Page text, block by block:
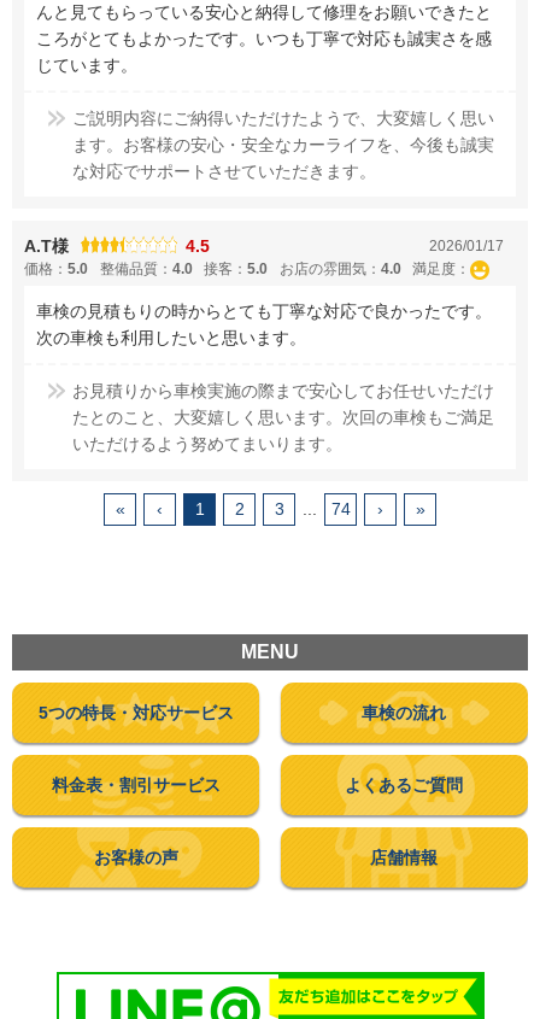
んと見てもらっている安心と納得して修理をお願いできたと
ころがとてもよかったです。いつも丁寧で対応も誠実さを感
じています。
ご説明内容にご納得いただけたようで、大変嬉しく思い
ます。お客様の安心・安全なカーライフを、今後も誠実
な対応でサポートさせていただきます。
A.T様 4.5
2026/01/17
価格： 5.0 整備品質： 4.0 接客：5.0 お店の雰囲気： 4.0 満足度：
車検の見積もりの時からとても丁寧な対応で良かったです。
次の車検も利用したいと思います。
お見積りから車検実施の際まで安心してお任せいただけ
たとのこと、大変嬉しく思います。次回の車検もご満足
いただけるよう努めてまいります。
« ‹ 1 2 3 74 › »
MENU
5つの特長・ 対応サービス 車検の流れ
料金表・割引サービス よくあるご質問
お客様の声 店舗情報